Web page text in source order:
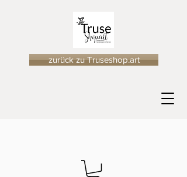
zurück zu Truseshop.art